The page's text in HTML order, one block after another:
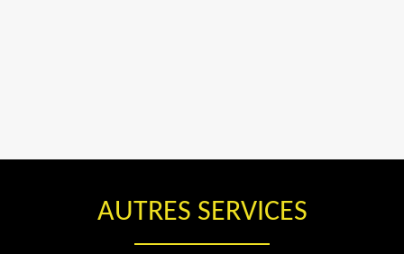
AUTRES SERVICES